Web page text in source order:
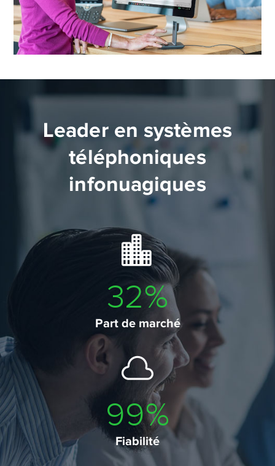
Leader en systèmes
téléphoniques
infonuagiques
38%
Part de marché
99%
Fiabilité